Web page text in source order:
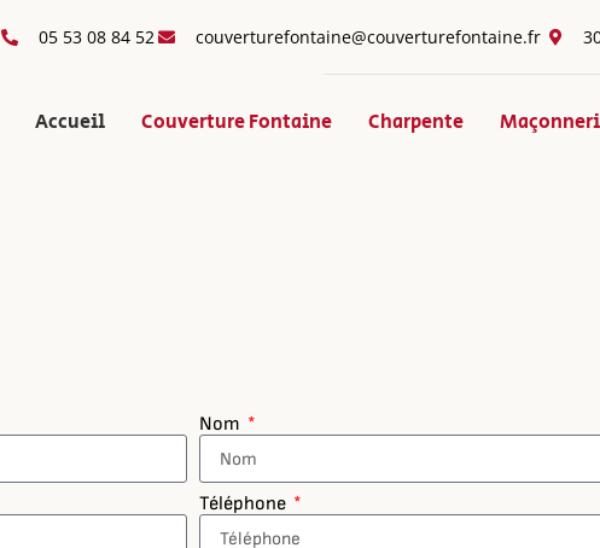
05 53 08 84 52 couverturefontaine@couverturefontaine.fr
Accueil Couverture Fontaine Charpente
Nom
Téléphone